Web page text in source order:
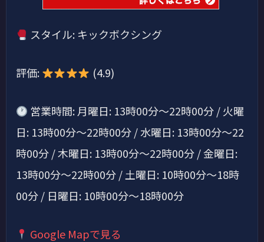
スタイル: キックボクシング
評価: (4.9)
営業時間: 月曜日: 13時00分～22時00分 / 火曜
日: 13時00分～22時00分 / 水曜日: 13時00分～22
時00分 / 木曜日: 13時00分～22時00分 / 金曜日:
13時00分～22時00分 / 土曜日: 10時00分～18時
00分 / 日曜日: 10時00分～18時00分
Google Mapで見る